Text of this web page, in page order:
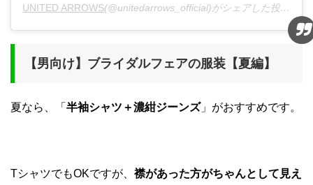
UNITED ARROWS(@unitedarrows_official)がシェアした投稿 -
【男向け】ブライダルフェアの服装【夏編】
夏なら、「 半袖シャツ＋濃紺ジーンズ」がおすすめです。
TシャツでもOKですが、 襟があった方がちゃんとして見え